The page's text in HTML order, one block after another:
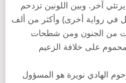
يرتئي آخر. وبين اللونين تزدحم
أكثر من 450 شهيد (قتيل في رواية أخرى) وأكثر من ألف
من الجنون ومن شطحات
على خلافة الزعيم
الهادي نويرة هو المسؤول